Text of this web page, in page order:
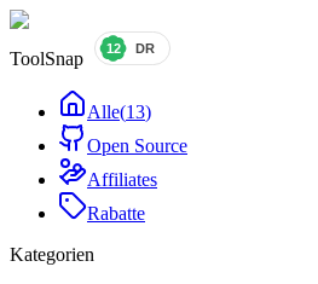
ToolSnap
Alle(13)
Open Source
Affiliates
Rabatte
Kategorien